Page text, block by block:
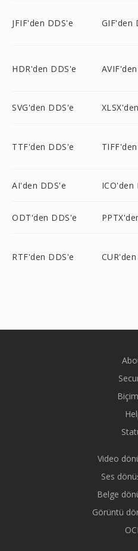
JFIF'den DDS'e GIF'den
HDR'den DDS'e
SVG'den DDS'e
TTF'den DDS'e
AI'den DDS'e ICO'den
ODT'den DDS'e
RTF'den DDS'e
Video
Ses
Belge
Görüntü